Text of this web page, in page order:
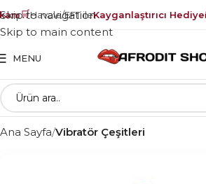
🛒Havale/EFT ileKayganlaştırıcı Hediye
Skip to navigation
Skip to main content
MENU
Ana Sayfa Vibratör Çeşitleri